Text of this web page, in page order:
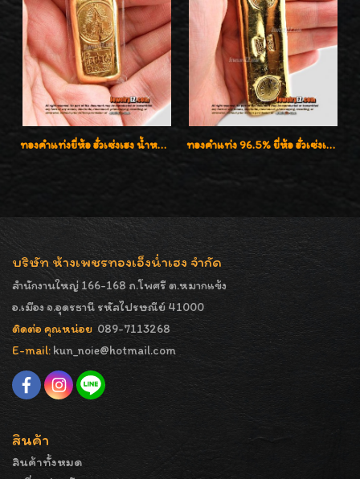
ทองคำแท่งยี่ห้อ ฮั่วเซ่งเฮง น้ำหนัก 76.20กรัม (5บาท) ทองคำแท่ง 96.5% ยี่ห้อ ฮั่วเซ่งเฮง น้ำหนัก 50 บาท (762.0g)
บริษัท ห้างเพชรทองเอ็งน่ำเฮง จำกัด
สำนักงานใหญ่ 166-168 ถ.โพศรี ต.หมากแข้ง
อ.เมือง จ.อุดรธานี รหัสไปรษณีย์ 41000
ติดต่อ คุณหน่อย 089-7113268
E-mail: kun_noie@hotmail.com
สินค้า
สินค้าทั้งหมด